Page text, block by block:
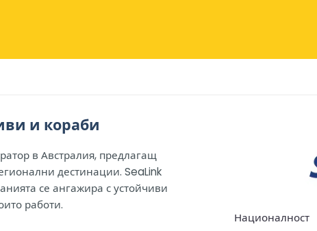
и кораби
в Австралия, предлагащ
дестинации. SeaLink
се ангажира с устойчиви
работи.
Националност